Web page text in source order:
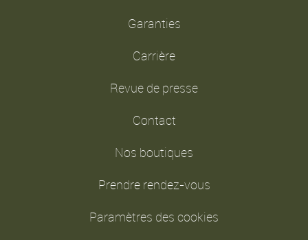
Garanties
Carrière
Revue de presse
Contact
Nos boutiques
Prendre rendez-vous
Paramètres des cookies